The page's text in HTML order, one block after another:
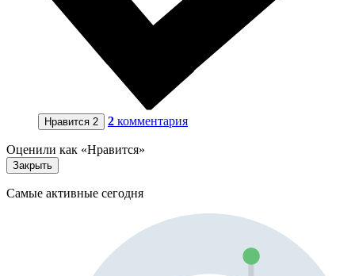
Нравится 2 2 комментария
Оценили как «Нравится»
Закрыть
Самые активные сегодня